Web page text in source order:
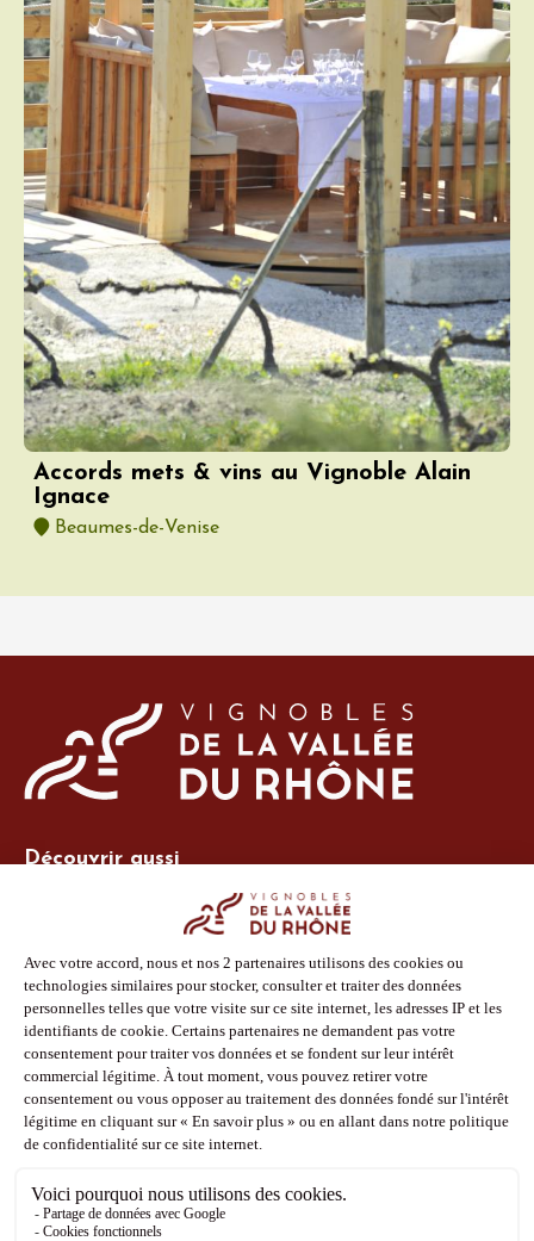
Accords mets & vins au Vignoble Alain
Ignace
Beaumes-de-Venise
Découvrir aussi
Espace adhérent
Espace presse
Phototèque
Suivez-nous
Facebook
Instagram
Pinterest
Youtube